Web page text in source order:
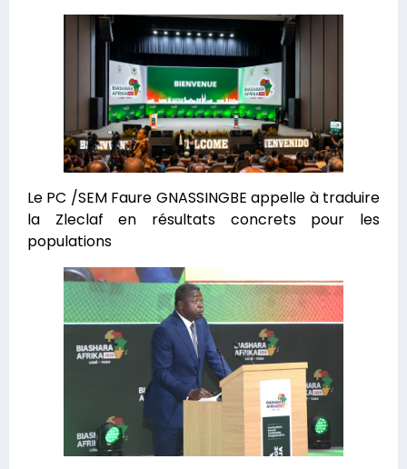
Le PC /SEM Faure GNASSINGBE appelle à traduire
la Zleclaf en résultats concrets pour les
populations